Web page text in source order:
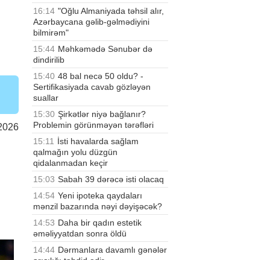
16:14 "Oğlu Almaniyada təhsil alır,
Azərbaycana gəlib-gəlmədiyini
bilmirəm"
15:44 Məhkəmədə Sənubər də
dindirilib
15:40 48 bal necə 50 oldu? -
Sertifikasiyada cavab gözləyən
suallar
15:30 Şirkətlər niyə bağlanır?
Problemin görünməyən tərəfləri
15:11 İsti havalarda sağlam
qalmağın yolu düzgün
qidalanmadan keçir
15:03 Sabah 39 dərəcə isti olacaq
14:54 Yeni ipoteka qaydaları
mənzil bazarında nəyi dəyişəcək?
14:53 Daha bir qadın estetik
əməliyyatdan sonra öldü
14:44 Dərmanlara davamlı gənələr